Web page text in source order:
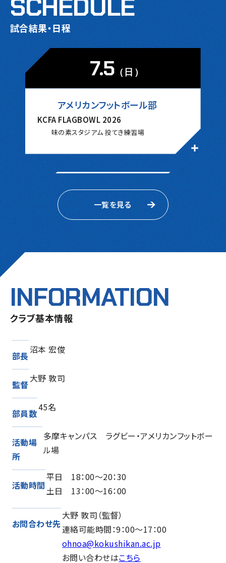
SCHEDULE
試合結果・日程
7.5（日）
アメリカンフットボール部
KCFA FLAGBOWL 2026
味の素スタジアム 投てき練習場
一覧を見る
INFORMATION
クラブ基本情報
部長
沼本 宏俊
監督
大野 敦司
部員数
45名
活動場
所
多摩キャンパス ラグビー・アメリカンフットボー
ル場
活動時間
平日 18：00～20：30
土日 13：00～16：00
お問合わせ先
大野 敦司（監督）
連絡可能時間：9：00～17：00
ohnoa@kokushikan.ac.jp
お問い合わせはこちら